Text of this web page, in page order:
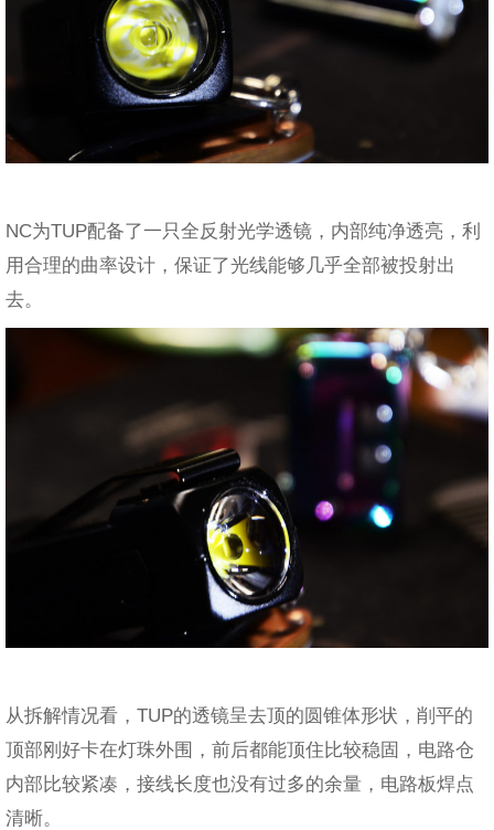
NC为TUP配备了一只全反射光学透镜，内部纯净透亮，利
用合理的曲率设计，保证了光线能够几乎全部被投射出
去。
从拆解情况看，TUP的透镜呈去顶的圆锥体形状，削平的
顶部刚好卡在灯珠外围，前后都能顶住比较稳固，电路仓
内部比较紧凑，接线长度也没有过多的余量，电路板焊点
清晰。